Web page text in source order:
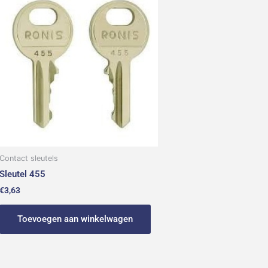
Contact sleutels
Sleutel 455
€3,63
Toevoegen aan winkelwagen